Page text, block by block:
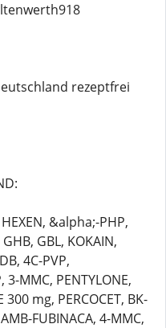
rezeptfrei
&alpha;-PHP,
GBL, KOKAIN,
4C-PVP,
3-MMC, PENTYLONE,
mg, PERCOCET, BK-
FUBINACA, 4-MMC,